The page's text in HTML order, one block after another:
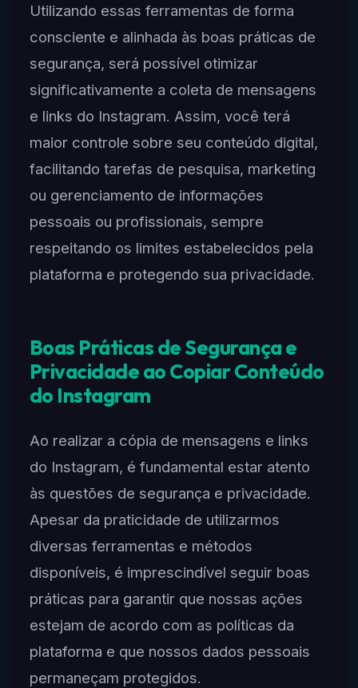
Utilizando essas ferramentas de forma
consciente e alinhada às boas práticas de
segurança, será possível otimizar
significativamente a coleta de mensagens
e links do Instagram. Assim, você terá
maior controle sobre seu conteúdo digital,
facilitando tarefas de pesquisa, marketing
ou gerenciamento de informações
pessoais ou profissionais, sempre
respeitando os limites estabelecidos pela
plataforma e protegendo sua privacidade.
Boas Práticas de Segurança e
Privacidade ao Copiar Conteúdo
do Instagram
Ao realizar a cópia de mensagens e links
do Instagram, é fundamental estar atento
às questões de segurança e privacidade.
Apesar da praticidade de utilizarmos
diversas ferramentas e métodos
disponíveis, é imprescindível seguir boas
práticas para garantir que nossas ações
estejam de acordo com as políticas da
plataforma e que nossos dados pessoais
permaneçam protegidos.